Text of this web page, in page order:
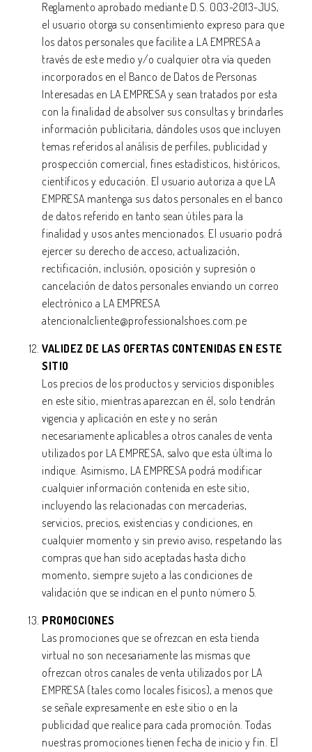
Reglamento aprobado mediante D.S. 003-2013-JUS,
el usuario otorga su consentimiento expreso para que
los datos personales que facilite a LA EMPRESA a
través de este medio y/o cualquier otra vía queden
incorporados en el Banco de Datos de Personas
Interesadas en LA EMPRESA y sean tratados por esta
con la finalidad de absolver sus consultas y brindarles
información publicitaria, dándoles usos que incluyen
temas referidos al análisis de perfiles, publicidad y
prospección comercial, fines estadísticos, históricos,
científicos y educación. El usuario autoriza a que LA
EMPRESA mantenga sus datos personales en el banco
de datos referido en tanto sean útiles para la
finalidad y usos antes mencionados. El usuario podrá
ejercer su derecho de acceso, actualización,
rectificación, inclusión, oposición y supresión o
cancelación de datos personales enviando un correo
electrónico a LA EMPRESA
atencionalcliente@professionalshoes.com.pe
VALIDEZ DE LAS OFERTAS CONTENIDAS EN ESTE
SITIO
Los precios de los productos y servicios disponibles
en este sitio, mientras aparezcan en él, solo tendrán
vigencia y aplicación en este y no serán
necesariamente aplicables a otros canales de venta
utilizados por LA EMPRESA, salvo que esta última lo
indique. Asimismo, LA EMPRESA podrá modificar
cualquier información contenida en este sitio,
incluyendo las relacionadas con mercaderías,
servicios, precios, existencias y condiciones, en
cualquier momento y sin previo aviso, respetando las
compras que han sido aceptadas hasta dicho
momento, siempre sujeto a las condiciones de
validación que se indican en el punto número 5.
PROMOCIONES
Las promociones que se ofrezcan en esta tienda
virtual no son necesariamente las mismas que
ofrezcan otros canales de venta utilizados por LA
EMPRESA (tales como locales físicos), a menos que
se señale expresamente en este sitio o en la
publicidad que realice para cada promoción. Todas
nuestras promociones tienen fecha de inicio y fin. El